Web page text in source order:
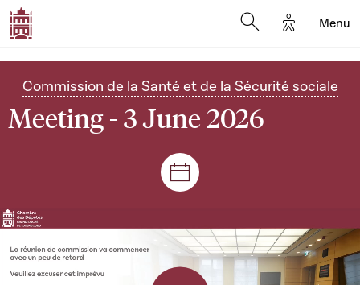
Options
Menu
Commission de la Santé et de la Sécurité sociale
Meeting - 3 June 2026
Sessions and meetings